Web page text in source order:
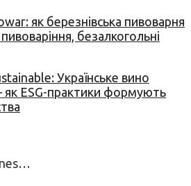
як березнівська пивоварня
безалкогольні
Українське вино
як ESG-практики формують